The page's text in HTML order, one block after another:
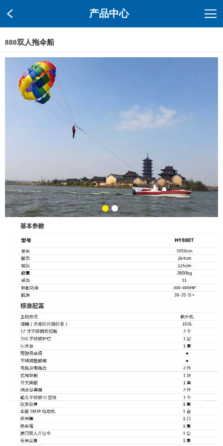
产品中心
880双人拖伞船